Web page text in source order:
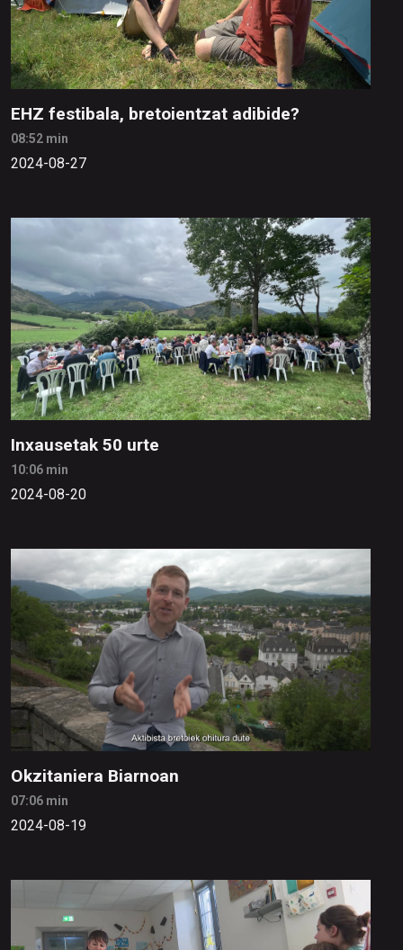
EHZ festibala, bretoientzat adibide?
08:52 min
2024-08-27
Inxausetak 50 urte
10:06 min
2024-08-20
Okzitaniera Biarnoan
07:06 min
2024-08-19